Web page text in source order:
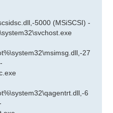
5000 (MSiSCSI) -
27
6